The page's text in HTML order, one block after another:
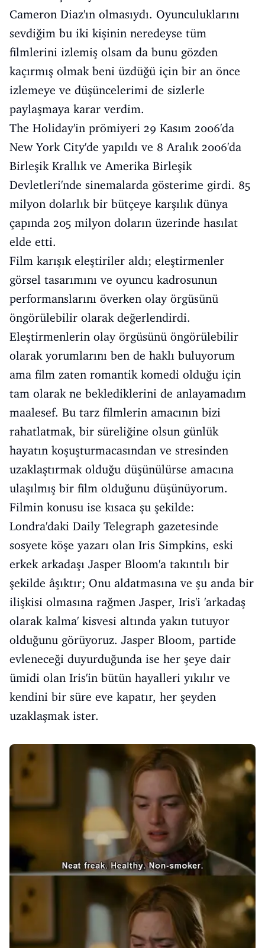
Cameron Diaz'ın olmasıydı. Oyunculuklarını
sevdiğim bu iki kişinin neredeyse tüm
filmlerini izlemiş olsam da bunu gözden
kaçırmış olmak beni üzdüğü için bir an önce
izlemeye ve düşüncelerimi de sizlerle
paylaşmaya karar verdim.
The Holiday'in prömiyeri 29 Kasım 2006'da
New York City'de yapıldı ve 8 Aralık 2006'da
Birleşik Krallık ve Amerika Birleşik
Devletleri'nde sinemalarda gösterime girdi. 85
milyon dolarlık bir bütçeye karşılık dünya
çapında 205 milyon doların üzerinde hasılat
elde etti.
Film karışık eleştiriler aldı; eleştirmenler
görsel tasarımını ve oyuncu kadrosunun
performanslarını överken olay örgüsünü
öngörülebilir olarak değerlendirdi.
Eleştirmenlerin olay örgüsünü öngörülebilir
olarak yorumlarını ben de haklı buluyorum
ama film zaten romantik komedi olduğu için
tam olarak ne beklediklerini de anlayamadım
maalesef. Bu tarz filmlerin amacının bizi
rahatlatmak, bir süreliğine olsun günlük
hayatın koşuşturmacasından ve stresinden
uzaklaştırmak olduğu düşünülürse amacına
ulaşılmış bir film olduğunu düşünüyorum.
Filmin konusu ise kısaca şu şekilde:
Londra'daki Daily Telegraph gazetesinde
sosyete köşe yazarı olan Iris Simpkins, eski
erkek arkadaşı Jasper Bloom'a takıntılı bir
şekilde âşıktır; Onu aldatmasına ve şu anda bir
ilişkisi olmasına rağmen Jasper, Iris'i 'arkadaş
olarak kalma' kisvesi altında yakın tutuyor
olduğunu görüyoruz. Jasper Bloom, partide
evleneceği duyurduğunda ise her şeye dair
ümidi olan Iris'in bütün hayalleri yıkılır ve
kendini bir süre eve kapatır, her şeyden
uzaklaşmak ister.